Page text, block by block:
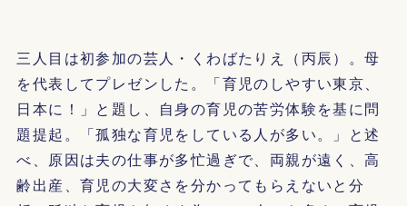
三人目は初参加の芸人・くわばたりえ（丙辰）。母
を代表してプレゼンした。「育児のしやすい東京、
日本に！」と題し、自身の育児の苦労体験を基に問
題提起。「孤独な育児をしている人が多い。」と述
べ、原因は夫の仕事が多忙過ぎで、両親が遠く、高
齢出産、育児の大変さを分かってもらえないと分